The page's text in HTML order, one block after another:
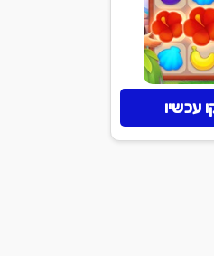
עכשיו